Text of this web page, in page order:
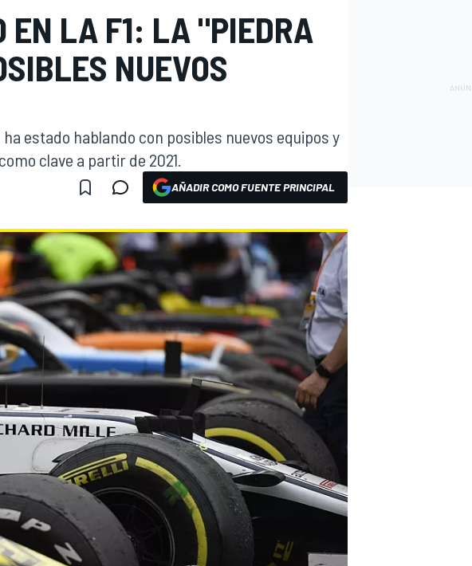
EN LA F1: LA "PIEDRA
NUEVOS
ha estado hablando con posibles nuevos equipos y
clave a partir de 2021.
AÑADIR COMO FUENTE PRINCIPAL